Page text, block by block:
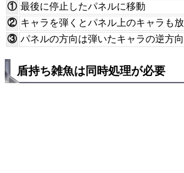
① 最後に停止したパネルに移動
② キャラを弾くとパネル上のキャラも
③ パネルの方向は弾いたキャラの逆方向
盾持ち雑魚は同時処理が必要